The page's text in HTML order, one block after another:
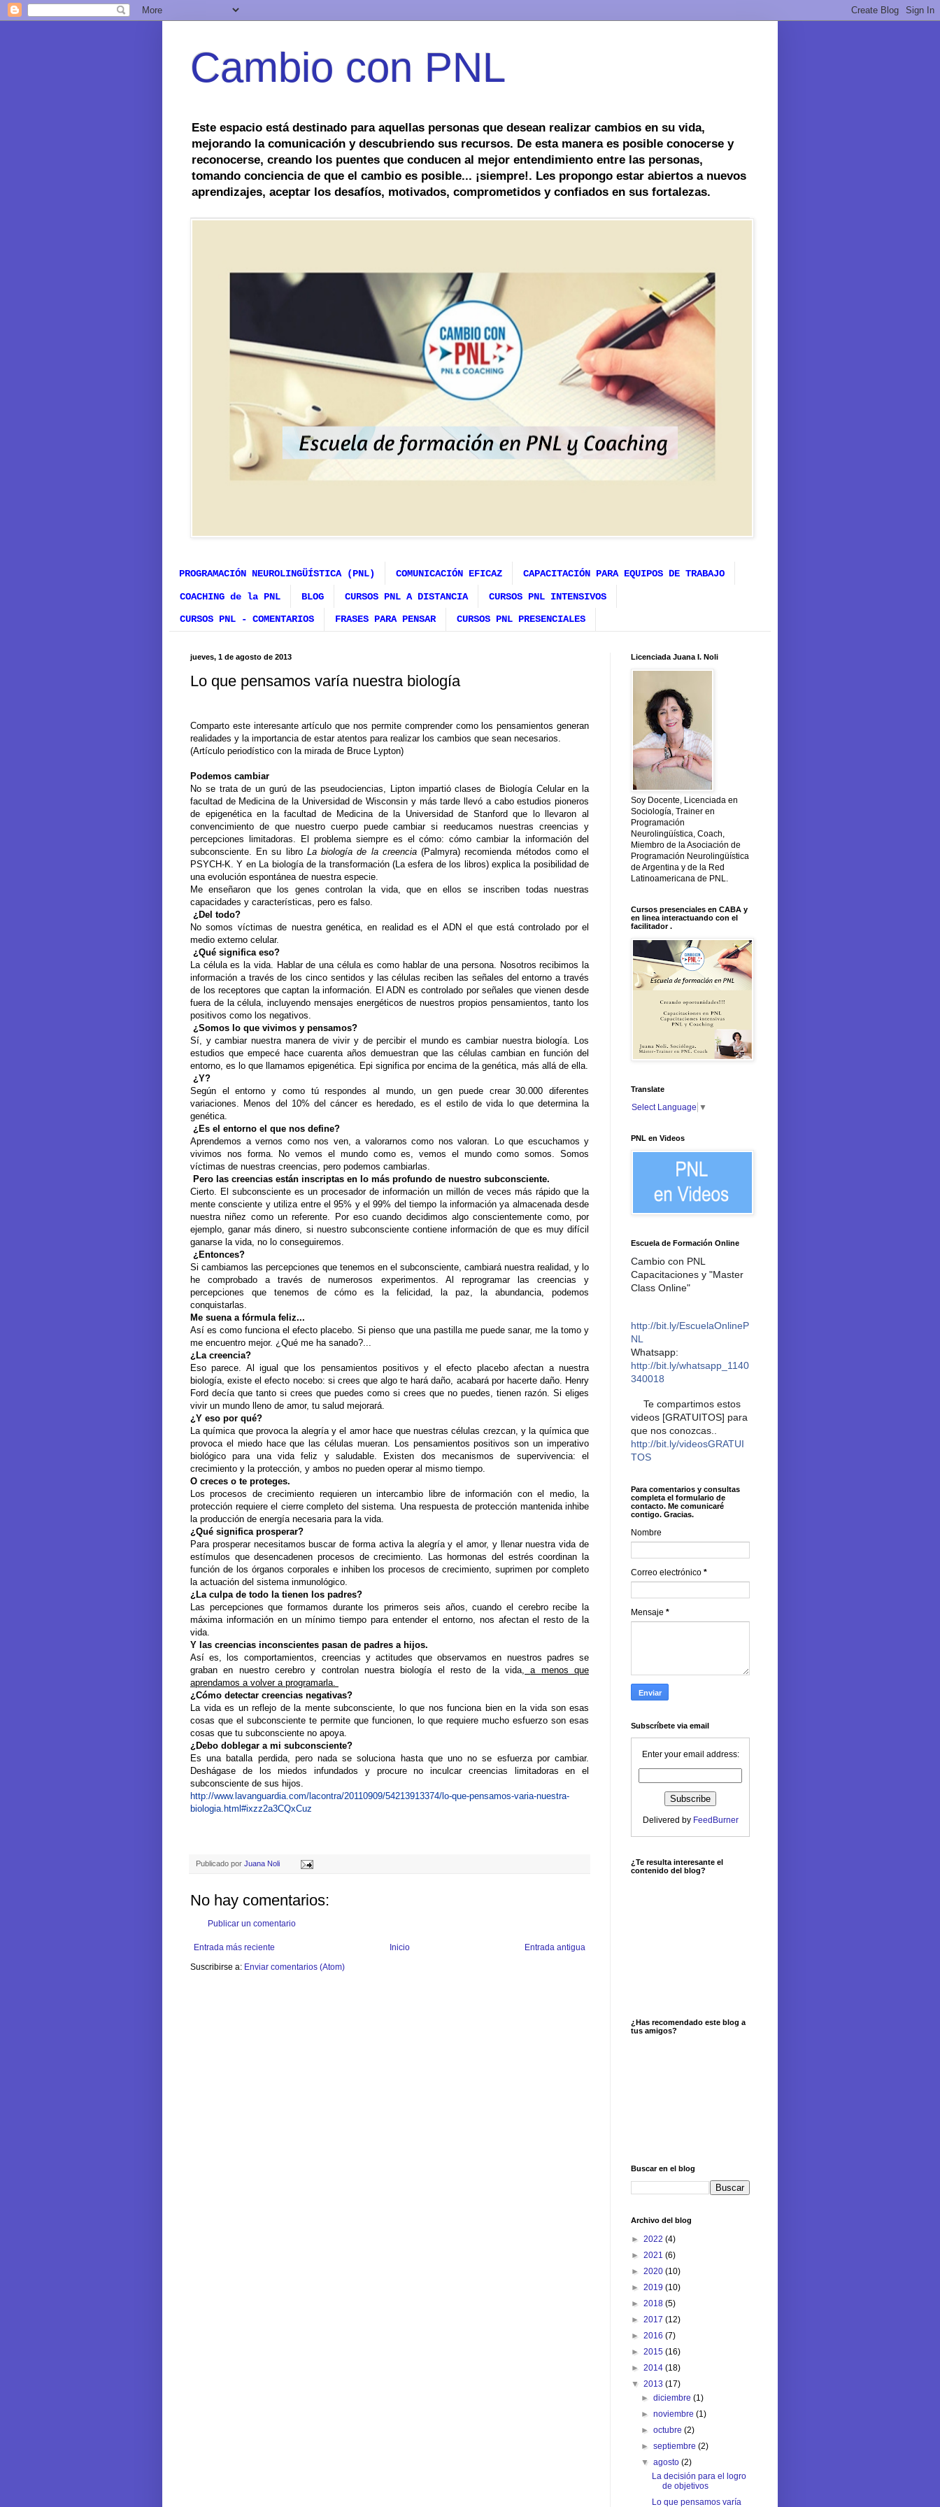
Cambio con PNL
Este espacio está destinado para aquellas personas que desean realizar cambios en su vida,
mejorando la comunicación y descubriendo sus recursos. De esta manera es posible conocerse y
reconocerse, creando los puentes que conducen al mejor entendimiento entre las personas,
tomando conciencia de que el cambio es posible... ¡siempre!. Les propongo estar abiertos a nuevos
aprendizajes, aceptar los desafíos, motivados, comprometidos y confiados en sus fortalezas.
PROGRAMACIÓN NEUROLINGÜÍSTICA (PNL) COMUNICACIÓN EFICAZ CAPACITACIÓN PARA EQUIPOS DE TRABAJO
COACHING de la PNL BLOG CURSOS PNL A DISTANCIA CURSOS PNL INTENSIVOS
CURSOS PNL - COMENTARIOS FRASES PARA PENSAR CURSOS PNL PRESENCIALES
jueves, 1 de agosto de 2013
Lo que pensamos varía nuestra biología
Comparto este interesante artículo que nos permite comprender como los pensamientos generan
realidades y la importancia de estar atentos para realizar los cambios que sean necesarios.
(Artículo periodístico con la mirada de Bruce Lypton)
Podemos cambiar
No se trata de un gurú de las pseudociencias, Lipton impartió clases de Biología Celular en la
facultad de Medicina de la Universidad de Wisconsin y más tarde llevó a cabo estudios pioneros
de epigenética en la facultad de Medicina de
la Universidad de Stanford que lo llevaron al
convencimiento de que nuestro cuerpo puede cambiar si reeducamos nuestras creencias y
percepciones limitadoras. El problema siempre es el cómo: cómo cambiar la información del
subconsciente. En su libro La biología de la creencia (Palmyra) recomienda métodos como el
PSYCH-K. Y en La biología de la transformación (La esfera de los libros) explica la posibilidad de
una evolución espontánea de nuestra especie.
Me enseñaron que los genes controlan la vida, que en ellos se inscriben todas nuestras
capacidades y características, pero es falso.
¿Del todo?
No somos víctimas de nuestra genética, en realidad es el ADN el que está controlado por el
medio externo celular.
¿Qué significa eso?
La célula es la vida. Hablar de una célula es como hablar de una persona. Nosotros recibimos la
información a través de los cinco sentidos y las células reciben las señales del entorno a través
de los receptores que captan la información. El ADN es controlado por señales que vienen desde
fuera de la célula, incluyendo mensajes energéticos de nuestros propios pensamientos, tanto los
positivos como los negativos.
¿Somos lo que vivimos y pensamos?
Sí, y cambiar nuestra manera de vivir y de percibir el mundo es cambiar nuestra biología. Los
estudios que empecé hace cuarenta años demuestran que las células cambian en función del
entorno, es lo que llamamos epigenética. Epi significa por encima de la genética, más allá de ella.
¿Y?
Según el entorno y como tú respondes al mundo, un gen puede crear 30.000 diferentes
variaciones. Menos del 10% del cáncer es heredado, es el estilo de vida lo que determina la
genética.
¿Es el entorno el que nos define?
Aprendemos a vernos como nos ven, a valorarnos como nos valoran. Lo que escuchamos y
vivimos nos forma. No vemos el mundo como es, vemos el mundo como somos. Somos
víctimas de nuestras creencias, pero podemos cambiarlas.
Pero las creencias están inscriptas en lo más profundo de nuestro subconsciente.
Cierto. El subconsciente es un procesador de información un millón de veces más rápido que la
mente consciente y utiliza entre el 95% y el 99% del tiempo la información ya almacenada desde
nuestra niñez como un referente. Por eso cuando decidimos algo conscientemente como, por
ejemplo, ganar más dinero, si nuestro subconsciente contiene información de que es muy difícil
ganarse la vida, no lo conseguiremos.
¿Entonces?
Si cambiamos las percepciones que tenemos en el subconsciente, cambiará nuestra realidad, y lo
he comprobado a través de numerosos experimentos. Al reprogramar las creencias y
percepciones que tenemos de cómo es la felicidad, la paz, la abundancia, podemos
conquistarlas.
Me suena a fórmula feliz...
Así es como funciona el efecto placebo. Si pienso que una pastilla me puede sanar, me la tomo y
me encuentro mejor. ¿Qué me ha sanado?...
¿La creencia?
Eso parece. Al igual que los pensamientos positivos y el efecto placebo afectan a nuestra
biología, existe el efecto nocebo: si crees que algo te hará daño, acabará por hacerte daño. Henry
Ford decía que tanto si crees que puedes como si crees que no puedes, tienen razón. Si eliges
vivir un mundo lleno de amor, tu salud mejorará.
¿Y eso por qué?
La química que provoca la alegría y el amor hace que nuestras células crezcan, y la química que
provoca el miedo hace que las células mueran. Los pensamientos positivos son un imperativo
biológico para una vida feliz y saludable. Existen dos mecanismos de supervivencia: el
crecimiento y la protección, y ambos no pueden operar al mismo tiempo.
O creces o te proteges.
Los procesos de crecimiento requieren un intercambio libre de información con el medio, la
protección requiere el cierre completo del sistema. Una respuesta de protección mantenida inhibe
la producción de energía necesaria para la vida.
¿Qué significa prosperar?
Para prosperar necesitamos buscar de forma activa la alegría y el amor, y llenar nuestra vida de
estímulos que desencadenen procesos de crecimiento. Las hormonas del estrés coordinan la
función de los órganos corporales e inhiben los procesos de crecimiento, suprimen por completo
la actuación del sistema inmunológico.
¿La culpa de todo la tienen los padres?
Las percepciones que formamos durante los primeros seis años, cuando el cerebro recibe la
máxima información en un mínimo tiempo para entender el entorno, nos afectan el resto de la
vida.
Y las creencias inconscientes pasan de padres a hijos.
Así es, los comportamientos, creencias y actitudes que observamos en nuestros padres se
graban en nuestro cerebro y controlan nuestra biología el resto de la vida,
a menos que
aprendamos a volver a programarla.
¿Cómo detectar creencias negativas?
La vida es un reflejo de la mente subconsciente, lo que nos funciona bien en la vida son esas
cosas que el subconsciente te permite que funcionen, lo que requiere mucho esfuerzo son esas
cosas que tu subconsciente no apoya.
¿Debo doblegar a mi subconsciente?
Es una batalla perdida, pero nada se soluciona hasta que uno no se esfuerza por cambiar.
Deshágase de los miedos infundados y procure no inculcar creencias limitadoras en el
subconsciente de sus hijos.
http://www.lavanguardia.com/lacontra/20110909/54213913374/lo-que-pensamos-varia-nuestra-
biologia.html#ixzz2a3CQxCuz
Publicado por Juana Noli
No hay comentarios:
Publicar un comentario
Entrada más reciente Entrada antigua
Inicio
Suscribirse a: Enviar comentarios (Atom)
Licenciada Juana I. Noli
Soy Docente, Licenciada en
Sociología, Trainer en
Programación
Neurolingüística, Coach,
Miembro de la Asociación de
Programación Neurolingüística
de Argentina y de la Red
Latinoamericana de PNL.
Cursos presenciales en CABA y
en linea interactuando con el
facilitador .
Translate
Select Language ▼
PNL en Videos
Escuela de Formación Online
Cambio con PNL
Capacitaciones y "Master
Class Online"
http://bit.ly/EscuelaOnlineP
NL
Whatsapp:
http://bit.ly/whatsapp_1140
340018
Te compartimos estos
videos [GRATUITOS] para
que nos conozcas..
http://bit.ly/videosGRATUI
TOS
Para comentarios y consultas
completa el formulario de
contacto. Me comunicaré
contigo. Gracias.
Nombre
Correo electrónico *
Mensaje *
Subscríbete via email
Enter your email address:
Delivered by FeedBurner
¿Te resulta interesante el
contenido del blog?
¿Has recomendado este blog a
tus amigos?
Buscar en el blog
Archivo del blog
► 2022 (4)
► 2021 (6)
► 2020 (10)
► 2019 (10)
► 2018 (5)
► 2017 (12)
► 2016 (7)
► 2015 (16)
► 2014 (18)
▼ 2013 (17)
►diciembre(1)
►noviembre(1)
►octubre(2)
►septiembre(2)
▼agosto(2)
La decisión para el logro
de objetivos
Lo que pensamos varía